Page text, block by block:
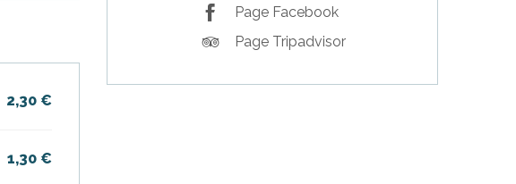
Page Facebook
Page Tripadvisor
2,30 €
1,30 €